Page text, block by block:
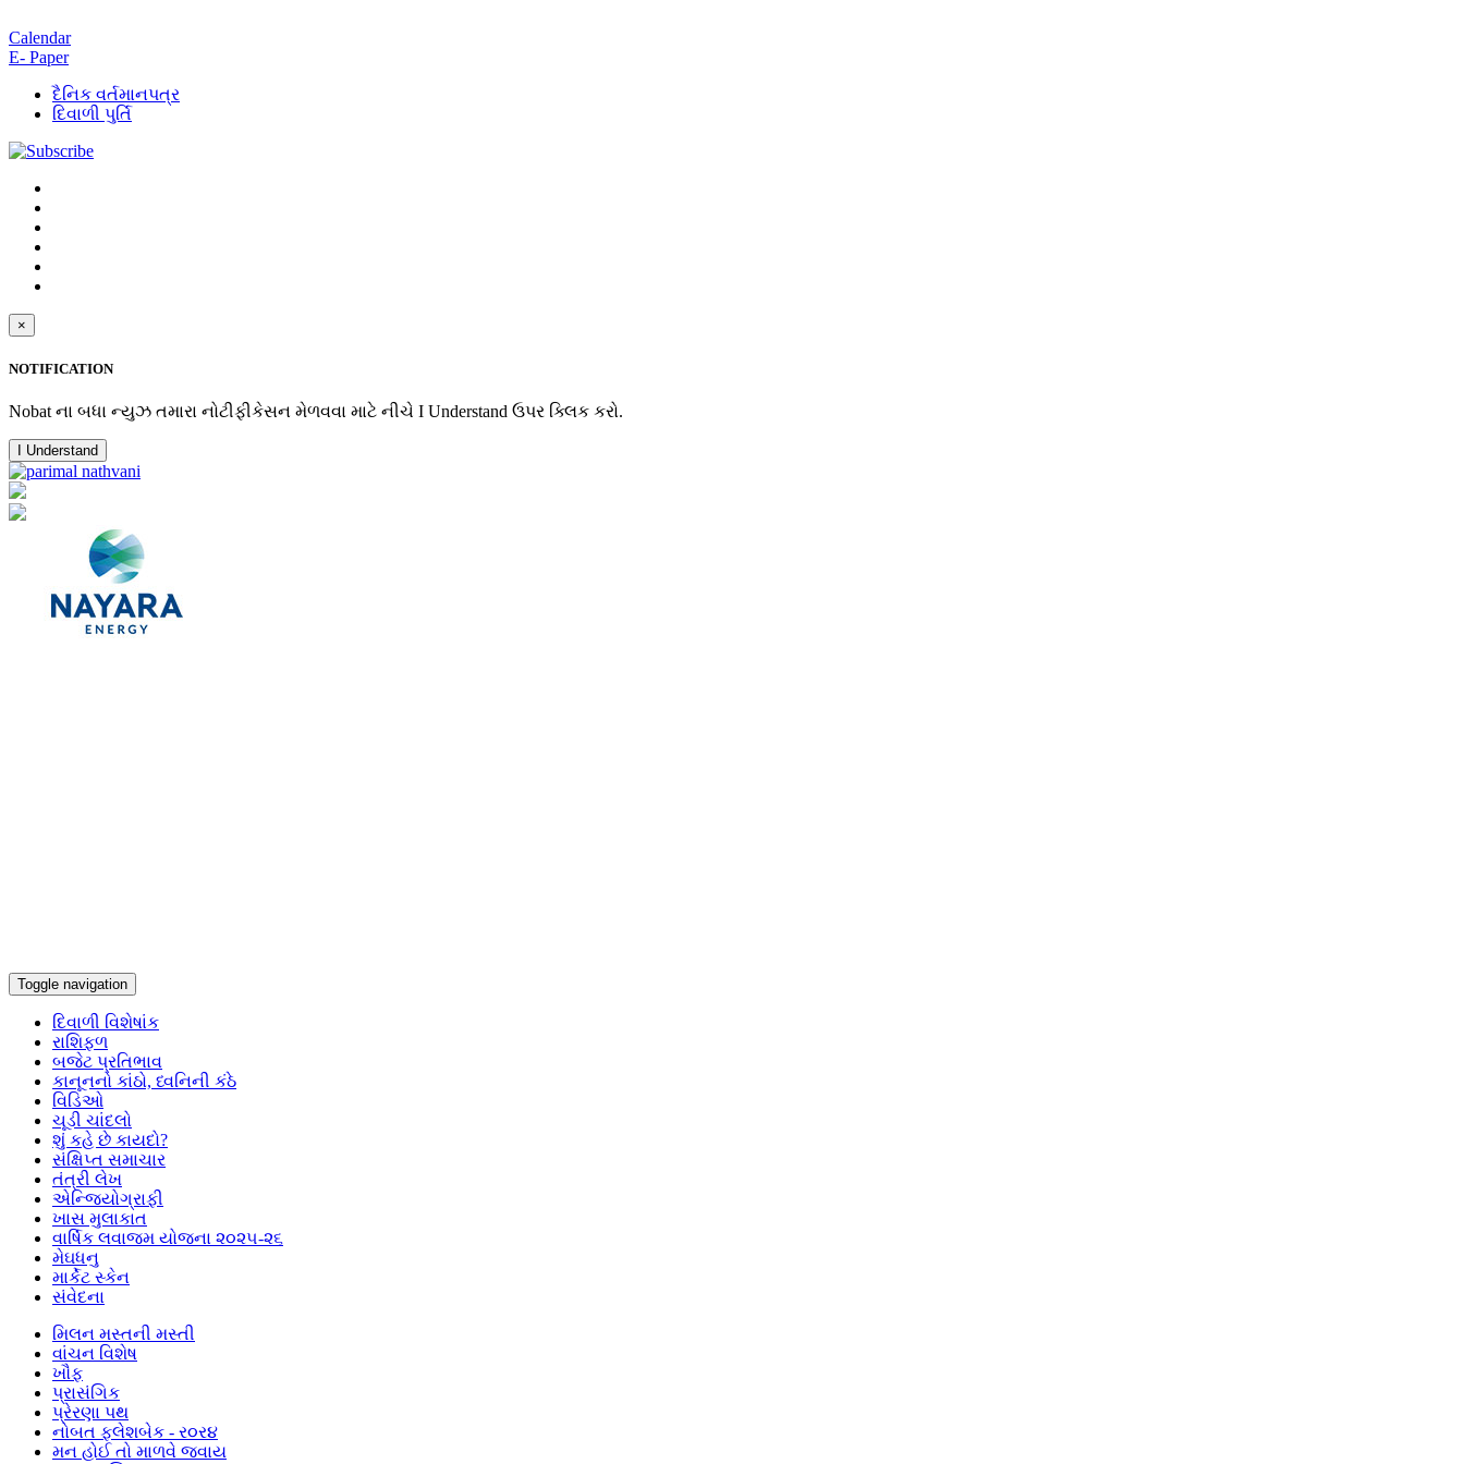
Calendar
E- Paper
દૈનિક વર્તમાનપત્ર
દિવાળી પુર્તિ
×
NOTIFICATION
Nobat ના બધા ન્યુઝ તમારા નોટીફીકેસન મેળવવા માટે નીચે I Understand ઉપર ક્લિક કરો.
I Understand
Toggle navigation
દિવાળી વિશેષાંક
રાશિફળ
બજેટ પ્રતિભાવ
કાનૂનનો કાંઠો, ધ્વનિની કંઠે
વિડિઓ
ચૂડી ચાંદલો
શું કહે છે કાયદો?
સંક્ષિપ્ત સમાચાર
તંત્રી લેખ
એન્જિયોગ્રાફી
ખાસ મુલાકાત
વાર્ષિક લવાજમ યોજના ૨૦૨૫-૨૬
મેઘધનુ
માર્કેટ સ્કેન
સંવેદના
મિલન મસ્તની મસ્તી
વાંચન વિશેષ
ખૌફ
પ્રાસંગિક
પ્રેરણા પથ
નોબત ફ્લેશબેક - ર૦ર૪
મન હોઈ તો માળવે જવાય